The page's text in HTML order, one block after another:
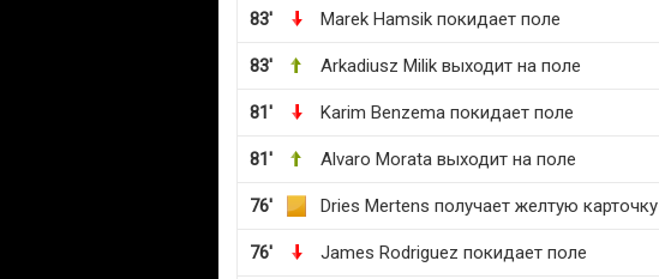
83' Marek Hamsik покидает поле
83' Arkadiusz Milik выходит на поле
81' Karim Benzema покидает поле
81' Alvaro Morata выходит на поле
76' Dries Mertens получает желтую карточку
76' James Rodriguez покидает поле